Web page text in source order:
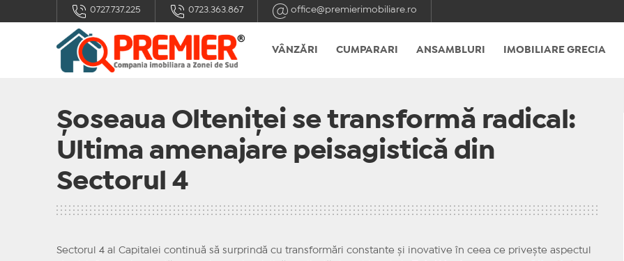
0727.737.225 0723.363.867 office@premierimobiliare.ro
VÂNZĂRI CUMPARARI ANSAMBLURI IMOBILIARE GRECIA
Șoseaua Olteniței se transformă radical:
Ultima amenajare peisagistică din
Sectorul 4
Sectorul 4 al Capitalei continuă să surprindă cu transformări constante și inovative în ceea ce privește aspectul